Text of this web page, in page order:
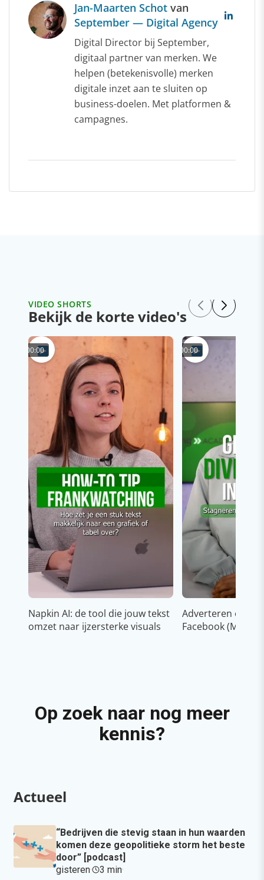
Jan-Maarten Schot van
September — Digital Agency
Digital Director bij September,
digitaal partner van merken. We
helpen (betekenisvolle) merken
digitale inzet aan te sluiten op
business-doelen. Met platformen &
campagnes.
VIDEO SHORTS
Bekijk de korte video's
00:00
Napkin AI: de tool die jouw tekst
omzet naar ijzersterke visuals
00:00
Adverteren op
Facebook (Meta)
Op zoek naar nog meer
kennis?
Actueel
“Bedrijven die stevig staan in hun waarden
komen deze geopolitieke storm het beste
door” [podcast]
gisteren· 3 min·